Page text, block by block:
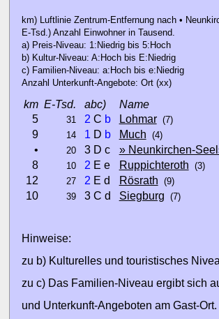
km) Luftlinie Zentrum-Entfernung nach •
E-Tsd.) Anzahl Einwohner in Tausend.
a) Preis-Niveau: 1:Niedrig bis 5:Hoch
b) Kultur-Niveau: A:Hoch bis E:Niedrig
c) Familien-Niveau: a:Hoch bis e:Niedrig
Anzahl Unterkunft-Angebote: Ort (xx)
km E-Tsd. abc)
Name
5
31 2 C b Lohmar (7)
9 14 1 D b Much (4)
• 20 3 D c » Neunkirchen-
8 10 2 E e Ruppichteroth (3)
12 27 2 E d Rösrath (9)
10 39 3 C d Siegburg (7)
Hinweise:
zu b) Kulturelles und touristisches
zu c) Das Familien-Niveau ergibt sich
und Unterkunft-Angeboten am Gast-Ort.